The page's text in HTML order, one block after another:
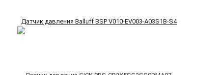
Датчик давления Balluff BSP V010-EV003-A03S1B-S4